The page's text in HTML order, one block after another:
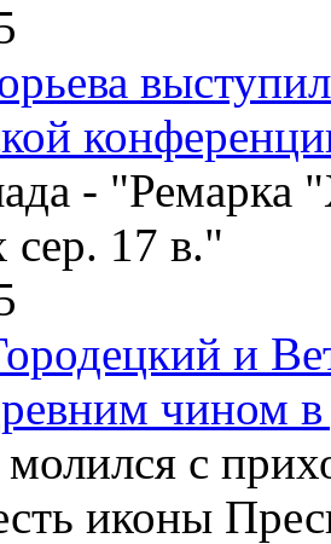
- "Ремарка
сер. 17 в."
и
чином
с
иконы